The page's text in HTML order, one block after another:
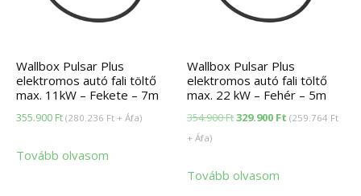
Wallbox Pulsar Plus
elektromos autó fali töltő
max. 11kW – Fekete – 7m
355.900 Ft (280.236 Ft + Áfa)
Tovább olvasom
Wallbox Pulsar Plus
elektromos autó fali töltő
max. 22 kW – Fehér – 5m
354.900FtOriginal
354.900 Ft.
329.900 Ft Current
(259.764 Ft
+ Áfa)
Tovább olvasom